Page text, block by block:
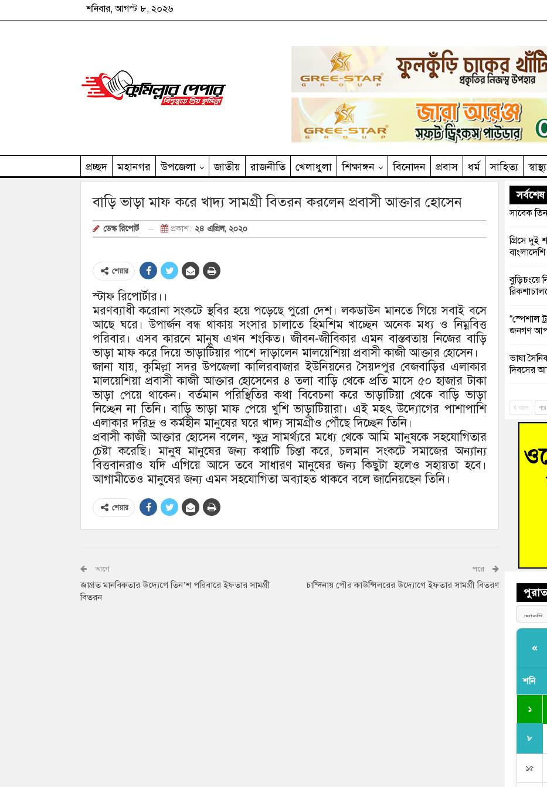
শনিবার, আগস্ট ৮, ২০২৬
প্রচ্ছদ মহানগর উপজেলা জাতীয় রাজনীতি খেলাধুলা শিক্ষাঙ্গন বিনোদন প্রবাস ধর্ম সাহিত‌্য স্বাস্থ্য
বাড়ি ভাড়া মাফ করে খাদ্য সামগ্রী বিতরন করলেন প্রবাসী আক্তার হোসেন
ডেস্ক রিপোর্ট প্রকাশ: ২৪ এপ্রিল, ২০২০
শেয়ার
স্টাফ রিপোর্টার।।
মরণব্যাধী করোনা সংকটে স্থবির হয়ে পড়েছে পুরো দেশ। লকডাউন মানতে গিয়ে সবাই বসে
আছে ঘরে। উপার্জন বন্ধ থাকায় সংসার চালাতে হিমশিম খাচ্ছেন অনেক মধ্য ও নিম্নবিত্ত
পরিবার। এসব কারনে মানুষ এখন শংকিত। জীবন-জীবিকার এমন বাস্তবতায় নিজের বাড়ি
ভাড়া মাফ করে দিয়ে ভাড়াটিয়ার পাশে দাড়ালেন মালয়েশিয়া প্রবাসী কাজী আক্তার হোসেন।
জানা যায়, কুমিল্লা সদর উপজেলা কালিরবাজার ইউনিয়নের সৈয়দপুর বেজবাড়ির এলাকার
মালয়েশিয়া প্রবাসী কাজী আক্তার হোসেনের ৪ তলা বাড়ি থেকে প্রতি মাসে ৫০ হাজার টাকা
ভাড়া পেয়ে থাকেন। বর্তমান পরিস্থিতির কথা বিবেচনা করে ভাড়াটিয়া থেকে বাড়ি ভাড়া
নিচ্ছেন না তিনি। বাড়ি ভাড়া মাফ পেয়ে খুশি ভাড়াটিয়ারা। এই মহৎ উদ্যোগের পাশাপাশি
এলাকার দরিদ্র ও কর্মহীন মানুষের ঘরে খাদ্য সামগ্রীও পৌঁছে দিচ্ছেন তিনি।
প্রবাসী কাজী আক্তার হোসেন বলেন, ক্ষুদ্র সামর্থ্যরে মধ্যে থেকে আমি মানুষকে সহযোগিতার
চেষ্টা করেছি। মানুষ মানুষের জন্য কথাটি চিন্তা করে, চলমান সংকটে সমাজের অন্যান্য
বিত্তবানরাও যদি এগিয়ে আসে তবে সাধারণ মানুষের জন্য কিছুটা হলেও সহায়তা হবে।
আগামীতেও মানুষের জন্য এমন সহযোগিতা অব্যাহত থাকবে বলে জানেিয়ছেন তিনি।
শেয়ার
আগে
জাগ্রত মানবিকতার উদ্যেগে তিন’শ পরিবারে ইফতার সামগ্রী
বিতরন
পরে
চান্দিনায় পৌর কাউন্সিলরের উদ্যোগে ইফতার সামগ্রী বিতরণ
সাবেক
গ্রিসে দুই
বাংলাদেশি
বুড়িচংয়ে
“স্পেশাল
জনগণ
ভাষা
দিবসের
ফ্যাক্ট-
জুলাই
তনু হত্যা
আহত
আগে পরে
«
শনি
১
৮
১৫